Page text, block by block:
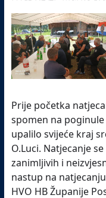
Prije početka
spomen na
upalilo svijeće kraj
O.Luci. Natjecanje
zanimljivih i
nastup na
HVO HB Županije